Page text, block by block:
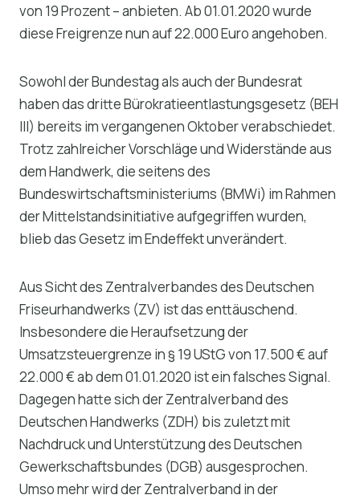
von 19 Prozent – anbieten. Ab 01.01.2020 wurde
diese Freigrenze nun auf 22.000 Euro angehoben.
Sowohl der Bundestag als auch der Bundesrat
haben das dritte Bürokratieentlastungsgesetz (BEH
III) bereits im vergangenen Oktober verabschiedet.
Trotz zahlreicher Vorschläge und Widerstände aus
dem Handwerk, die seitens des
Bundeswirtschaftsministeriums (BMWi) im Rahmen
der Mittelstandsinitiative aufgegriffen wurden,
blieb das Gesetz im Endeffekt unverändert.
Aus Sicht des Zentralverbandes des Deutschen
Friseurhandwerks (ZV) ist das enttäuschend.
Insbesondere die Heraufsetzung der
Umsatzsteuergrenze in § 19 UStG von 17.500 € auf
22.000 € ab dem 01.01.2020 ist ein falsches Signal.
Dagegen hatte sich der Zentralverband des
Deutschen Handwerks (ZDH) bis zuletzt mit
Nachdruck und Unterstützung des Deutschen
Gewerkschaftsbundes (DGB) ausgesprochen.
Umso mehr wird der Zentralverband in der